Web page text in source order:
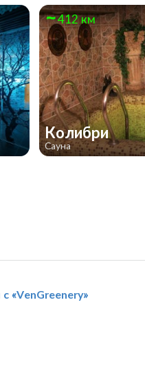
412 км
Колибри
Сауна
«VenGreenery»